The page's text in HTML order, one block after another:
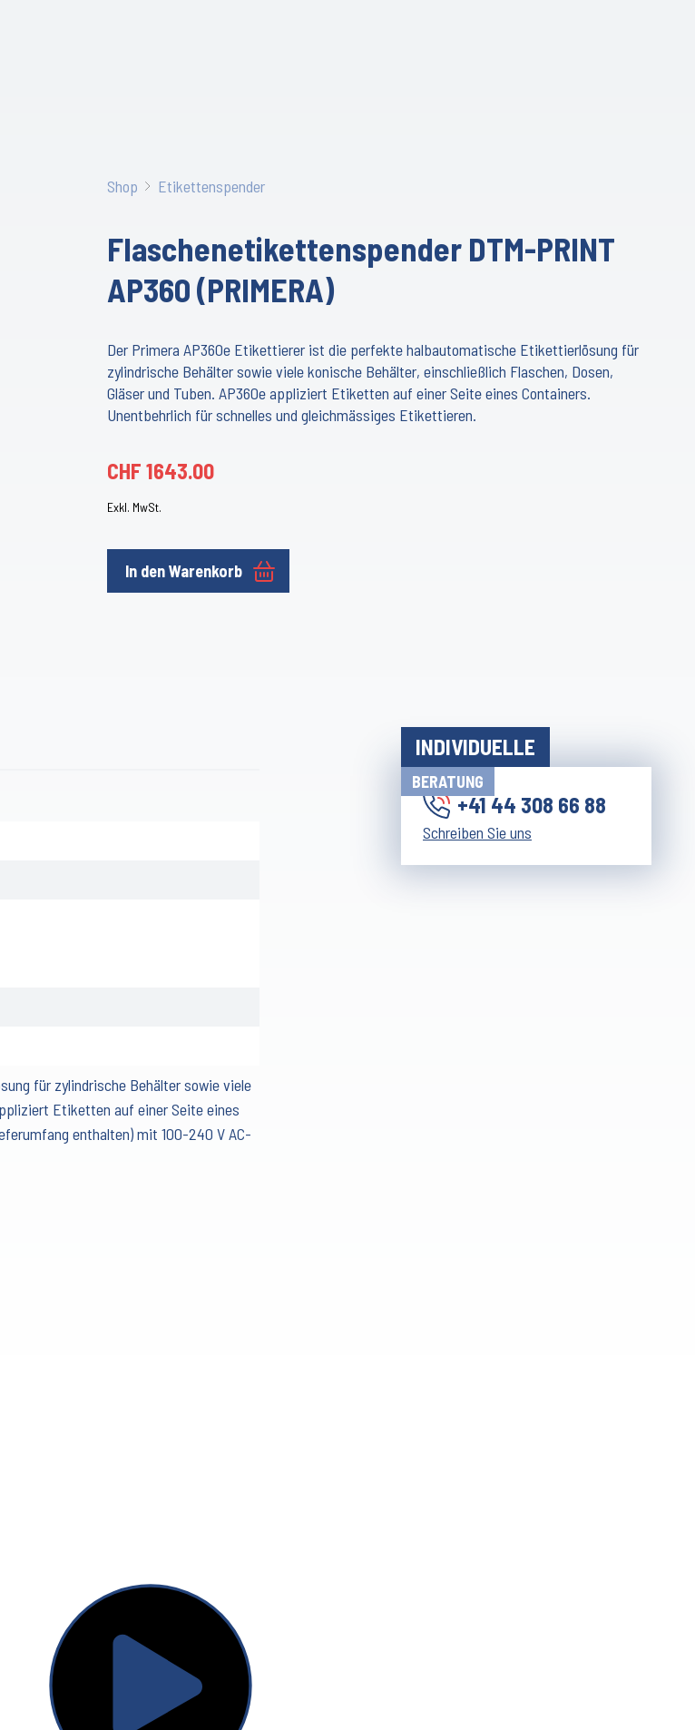
Shop Etikettenspender
Flaschenetikettenspender DTM-PRINT
AP360 (PRIMERA)
Der Primera AP360e Etikettierer ist die perfekte halbautomatische Etikettierlösung für
zylindrische Behälter sowie viele konische Behälter, einschließlich Flaschen, Dosen,
Gläser und Tuben. AP360e appliziert Etiketten auf einer Seite eines Containers.
Unentbehrlich für schnelles und gleichmässiges Etikettieren.
CHF 1643.00
Exkl. MwSt.
In den Warenkorb
für zylindrische Behälter sowie viele
Etiketten auf einer Seite eines
enthalten) mit 100-240 V AC-
INDIVIDUELLE
BERATUNG
+41 44 308 66 88
Schreiben Sie uns